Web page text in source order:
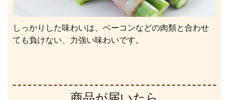
しっかりした味わいは、ベーコンなどの肉類と合わせ
ても負けない、力強い味わいです。